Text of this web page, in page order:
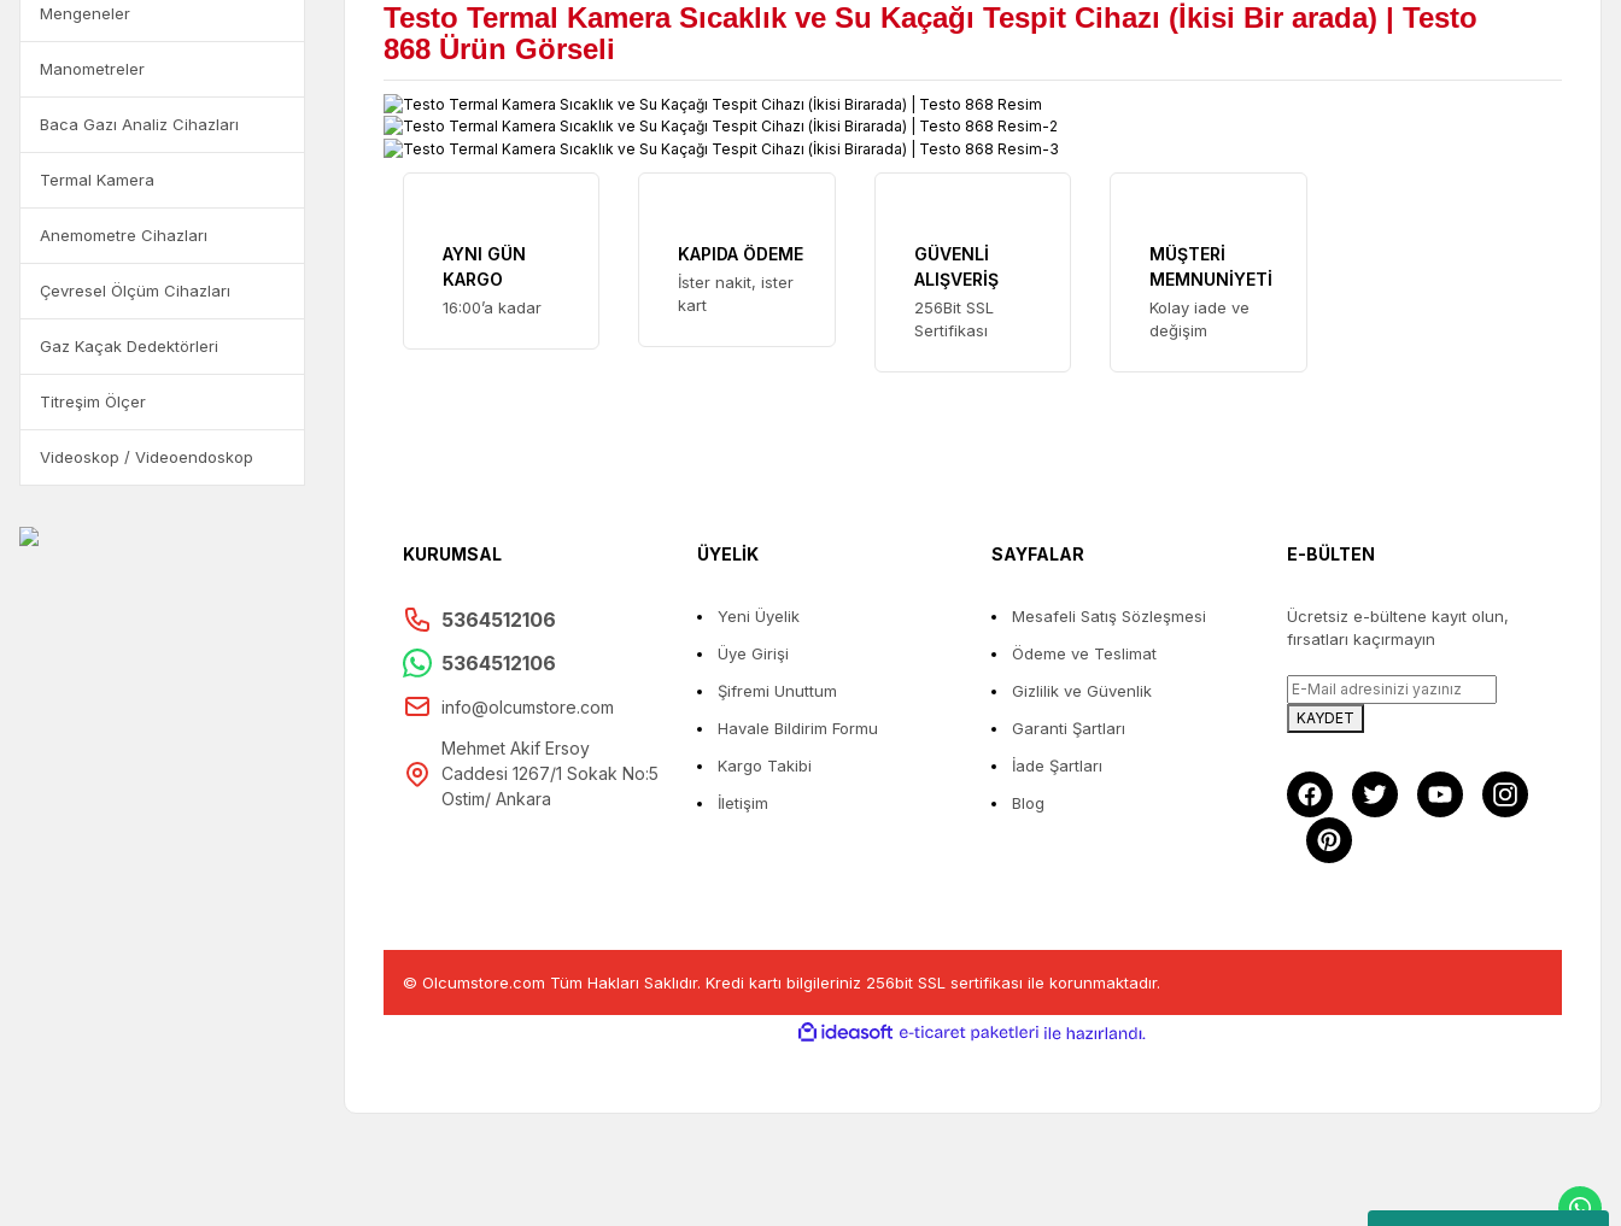
Mengeneler
Manometreler
Baca Gazı Analiz Cihazları
Termal Kamera
Anemometre Cihazları
Çevresel Ölçüm Cihazları
Gaz Kaçak Dedektörleri
Titreşim Ölçer
Videoskop / Videoendoskop
Testo Termal Kamera Sıcaklık ve Su Kaçağı Tespit Cihazı (İkisi Bir arada) | Testo
868 Ürün Görseli
AYNI GÜN
KARGO
16:00’a kadar
KAPIDA ÖDEME
İster nakit, ister
kart
GÜVENLİ
ALIŞVERİŞ
256Bit SSL
Sertifikası
MÜŞTERİ
MEMNUNİYETİ
Kolay iade ve
değişim
KURUMSAL
5364512106
5364512106
info@olcumstore.com
Mehmet Akif Ersoy
Caddesi 1267/1 Sokak No:5
Ostim/ Ankara
ÜYELİK
Yeni Üyelik
Üye Girişi
Şifremi Unuttum
Havale Bildirim Formu
Kargo Takibi
İletişim
SAYFALAR
Mesafeli Satış Sözleşmesi
Ödeme ve Teslimat
Gizlilik ve Güvenlik
Garanti Şartları
İade Şartları
Blog
E-BÜLTEN
Ücretsiz e-bültene kayıt olun,
fırsatları kaçırmayın
KAYDET
© Olcumstore.com Tüm Hakları Saklıdır. Kredi kartı bilgileriniz 256bit SSL sertifikası ile korunmaktadır.
ideasoft
e-